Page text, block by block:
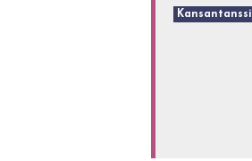
Kansantanssi